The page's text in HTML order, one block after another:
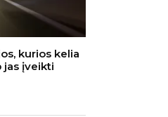
kurios kelia
jas įveikti